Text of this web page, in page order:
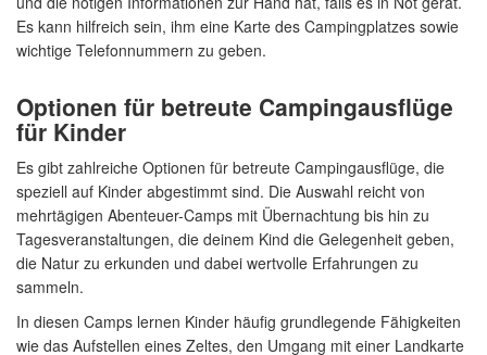
Es kann hilfreich sein, ihm eine Karte des Campingplatzes sowie
wichtige Telefonnummern zu geben.
Optionen für betreute Campingausflüge
für Kinder
Es gibt zahlreiche Optionen für betreute Campingausflüge, die
speziell auf Kinder abgestimmt sind. Die Auswahl reicht von
mehrtägigen Abenteuer-Camps mit Übernachtung bis hin zu
Tagesveranstaltungen, die deinem Kind die Gelegenheit geben,
die Natur zu erkunden und dabei wertvolle Erfahrungen zu
sammeln.
In diesen Camps lernen Kinder häufig grundlegende Fähigkeiten
wie das Aufstellen eines Zeltes, den Umgang mit einer Landkarte